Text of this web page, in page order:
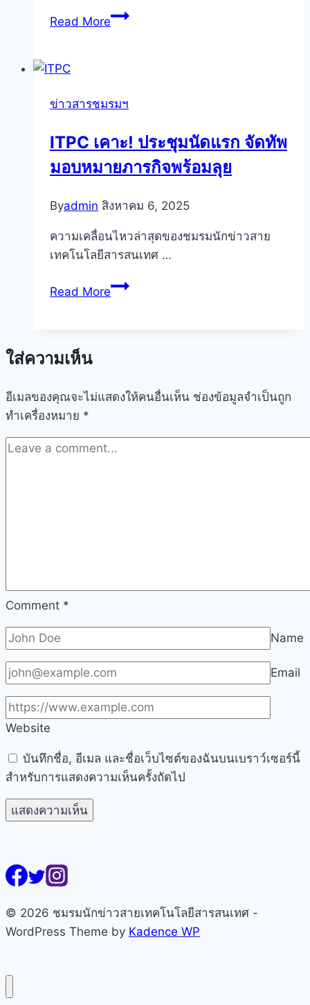
Read MoreITPC
โอกาส
สมา
ชิกฯ
เจ้าของ
อยู่
อาศัย
โครงการ
ข่าวสารชมรมฯ
ITPC เคาะ! ประชุมนัดแรก จัดทัพ
มอบหมายภารกิจพร้อมลุย
Byadmin สิงหาคม 6, 2025
ความเคลื่อนไหวล่าสุดของชมรมนักข่าวสาย
เทคโนโลยีสารสนเทศ …
Read MoreITPC
ทัพ
หมาย
ภารกิจ
ใส่ความเห็น
อีเมลของคุณจะไม่แสดงให้คนอื่นเห็น ช่องข้อมูลจำเป็นถูก
ทำเครื่องหมาย *
Comment *
Name
Email
Website
บันทึกชื่อ, อีเมล และชื่อเว็บไซต์ของฉันบนเบราว์เซอร์นี้
สำหรับการแสดงความเห็นครั้งถัดไป
© 2026 ชมรมนักข่าวสายเทคโนโลยีสารสนเทศ -
WordPress Theme by Kadence WP